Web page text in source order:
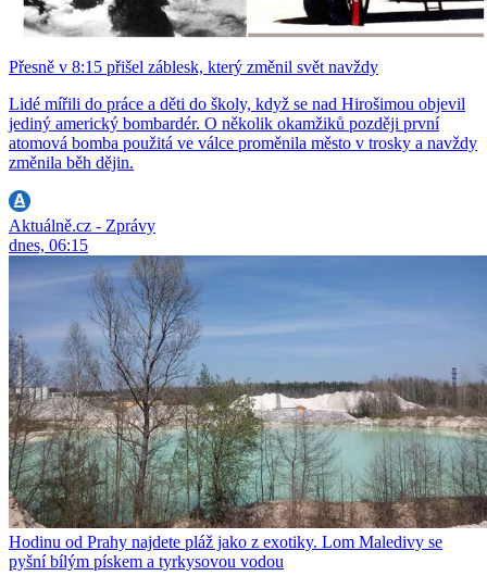
Přesně v 8:15 přišel záblesk, který změnil svět navždy
Lidé mířili do práce a děti do školy, když se nad Hirošimou objevil
jediný americký bombardér. O několik okamžiků později první
atomová bomba použitá ve válce proměnila město v trosky a navždy
změnila běh dějin.
Aktuálně.cz - Zprávy
dnes, 06:15
Hodinu od Prahy najdete pláž jako z exotiky. Lom Maledivy se
pyšní bílým pískem a tyrkysovou vodou